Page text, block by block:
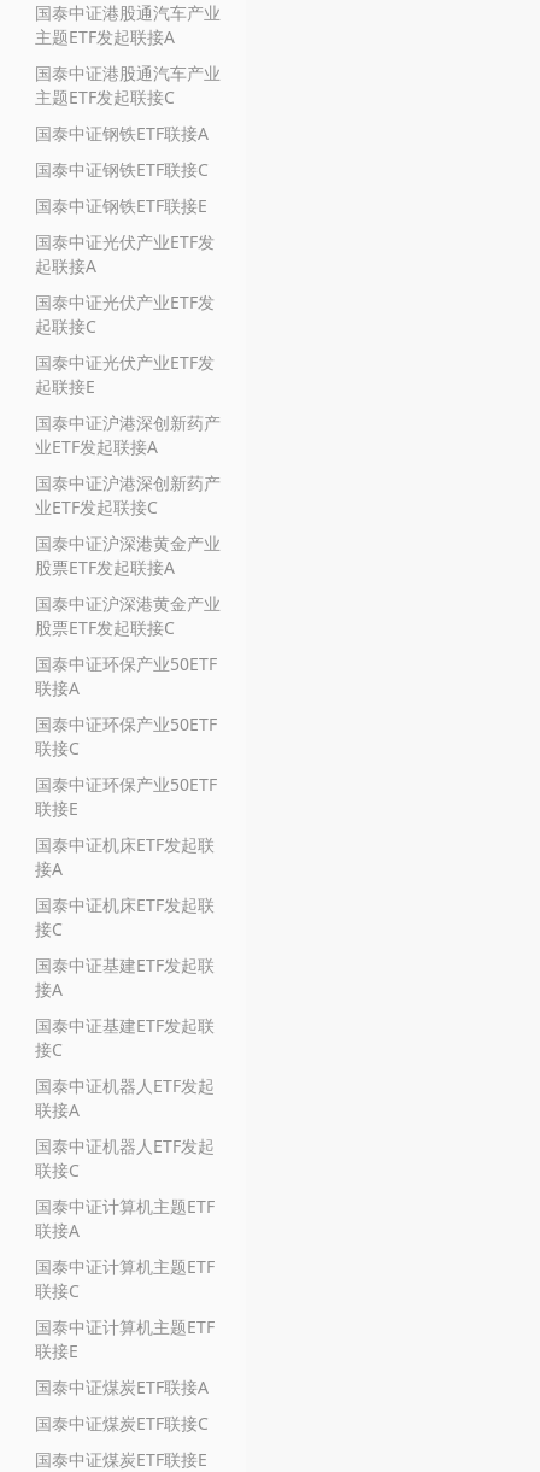
国泰中证港股通汽车产业
主题ETF发起联接A
国泰中证港股通汽车产业
主题ETF发起联接C
国泰中证钢铁ETF联接A
国泰中证钢铁ETF联接C
国泰中证钢铁ETF联接E
国泰中证光伏产业ETF发
起联接A
国泰中证光伏产业ETF发
起联接C
国泰中证光伏产业ETF发
起联接E
国泰中证沪港深创新药产
业ETF发起联接A
国泰中证沪港深创新药产
业ETF发起联接C
国泰中证沪深港黄金产业
股票ETF发起联接A
国泰中证沪深港黄金产业
股票ETF发起联接C
国泰中证环保产业50ETF
联接A
国泰中证环保产业50ETF
联接C
国泰中证环保产业50ETF
联接E
国泰中证机床ETF发起联
接A
国泰中证机床ETF发起联
接C
国泰中证基建ETF发起联
接A
国泰中证基建ETF发起联
接C
国泰中证机器人ETF发起
联接A
国泰中证机器人ETF发起
联接C
国泰中证计算机主题ETF
联接A
国泰中证计算机主题ETF
联接C
国泰中证计算机主题ETF
联接E
国泰中证煤炭ETF联接A
国泰中证煤炭ETF联接C
国泰中证煤炭ETF联接E